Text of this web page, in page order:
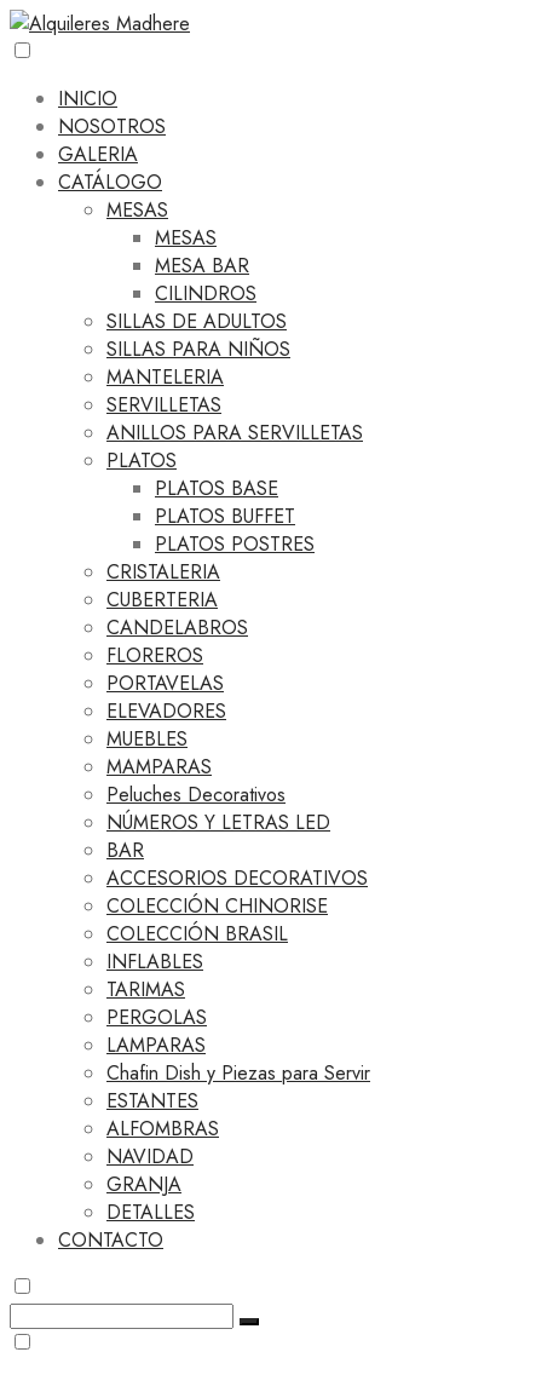
INICIO
NOSOTROS
GALERIA
CATÁLOGO
MESAS
MESAS
MESA BAR
CILINDROS
SILLAS DE ADULTOS
SILLAS PARA NIÑOS
MANTELERIA
SERVILLETAS
ANILLOS PARA SERVILLETAS
PLATOS
PLATOS BASE
PLATOS BUFFET
PLATOS POSTRES
CRISTALERIA
CUBERTERIA
CANDELABROS
FLOREROS
PORTAVELAS
ELEVADORES
MUEBLES
MAMPARAS
Peluches Decorativos
NÚMEROS Y LETRAS LED
BAR
ACCESORIOS DECORATIVOS
COLECCIÓN CHINORISE
COLECCIÓN BRASIL
INFLABLES
TARIMAS
PERGOLAS
LAMPARAS
Chafin Dish y Piezas para Servir
ESTANTES
ALFOMBRAS
NAVIDAD
GRANJA
DETALLES
CONTACTO